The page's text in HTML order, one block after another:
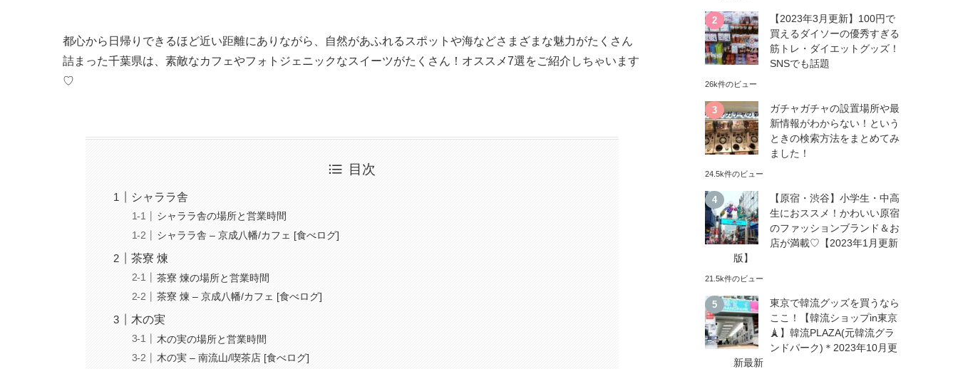
都心から日帰りできるほど近い距離にありながら、自然があふれるスポットや海などさまざまな魅力がたくさん
詰まった千葉県は、素敵なカフェやフォトジェニックなスイーツがたくさん！オススメ7選をご紹介しちゃいます
♡
目次
シャララ舎
シャララ舎の場所と営業時間
シャララ舎 – 京成八幡/カフェ [食べログ]
茶寮 煉
茶寮 煉の場所と営業時間
茶寮 煉 – 京成八幡/カフェ [食べログ]
木の実
木の実の場所と営業時間
木の実 – 南流山/喫茶店 [食べログ]
【2023年3月更新】100円で
買えるダイソーの優秀すぎる
筋トレ・ダイエットグッズ！
SNSでも話題
26k件のビュー
ガチャガチャの設置場所や最
新情報がわからない！という
ときの検索方法をまとめてみ
ました！
24.5k件のビュー
【原宿・渋谷】小学生・中高
生におススメ！かわいい原宿
のファッションブランド＆お
店が満載♡【2023年1月更新
版】
21.5k件のビュー
東京で韓流グッズを買うなら
ここ！【韓流ショップin東京
🗼】韓流PLAZA(元韓流グラ
ンドパーク)＊2023年10月更
新最新